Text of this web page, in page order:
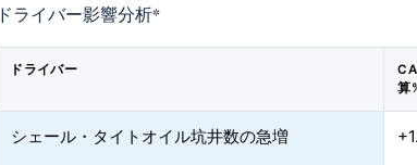
ドライバー影響分析*
ドライバー
算
シェール・タイトオイル坑井数の急増